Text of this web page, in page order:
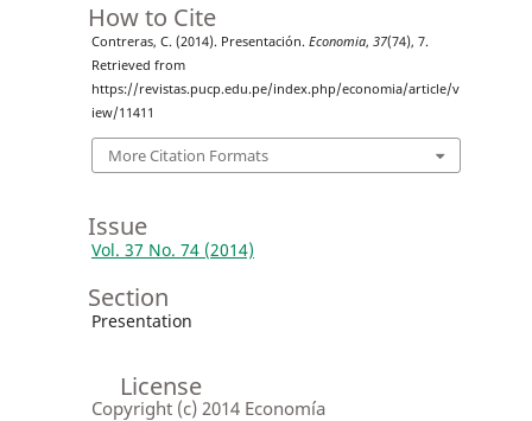
How to Cite
Contreras, C. (2014). Presentación. Economia, 37(74), 7.
Retrieved from
https://revistas.pucp.edu.pe/index.php/economia/article/v
iew/11411
More Citation Formats
Issue
Vol. 37 No. 74 (2014)
Section
Presentation
License
Copyright (c) 2014 Economía